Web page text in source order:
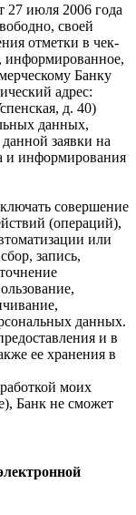
27 июля 2006 года
своей
отметки в чек-
информированное,
Банку
адрес:
д. 40)
данных,
заявки на
и информирования
совершение
(операций),
или
запись,
данных.
и в
ее хранения в
моих
Банк не сможет